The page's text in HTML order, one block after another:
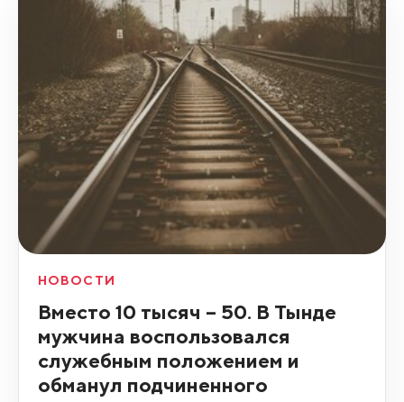
НОВОСТИ
Вместо 10 тысяч – 50. В Тынде
мужчина воспользовался
служебным положением и
обманул подчиненного